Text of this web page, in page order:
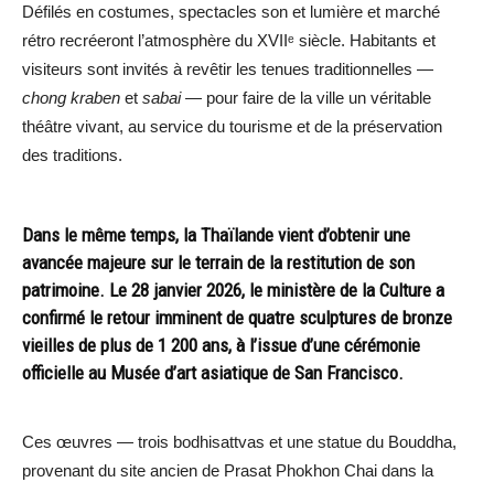
Défilés en costumes, spectacles son et lumière et marché
rétro recréeront l’atmosphère du XVIIᵉ siècle. Habitants et
visiteurs sont invités à revêtir les tenues traditionnelles —
chong kraben et sabai— pour faire de la ville un véritable
théâtre vivant, au service du tourisme et de la préservation
des traditions.
Dans le même temps, la Thaïlande vient d’obtenir une
avancée majeure sur le terrain de la restitution de son
patrimoine. Le 28 janvier 2026, le ministère de la Culture a
confirmé le retour imminent de quatre sculptures de bronze
vieilles de plus de 1 200 ans, à l’issue d’une cérémonie
officielle au Musée d’art asiatique de San Francisco.
Ces œuvres — trois bodhisattvas et une statue du Bouddha,
provenant du site ancien de Prasat Phokhon Chai dans la